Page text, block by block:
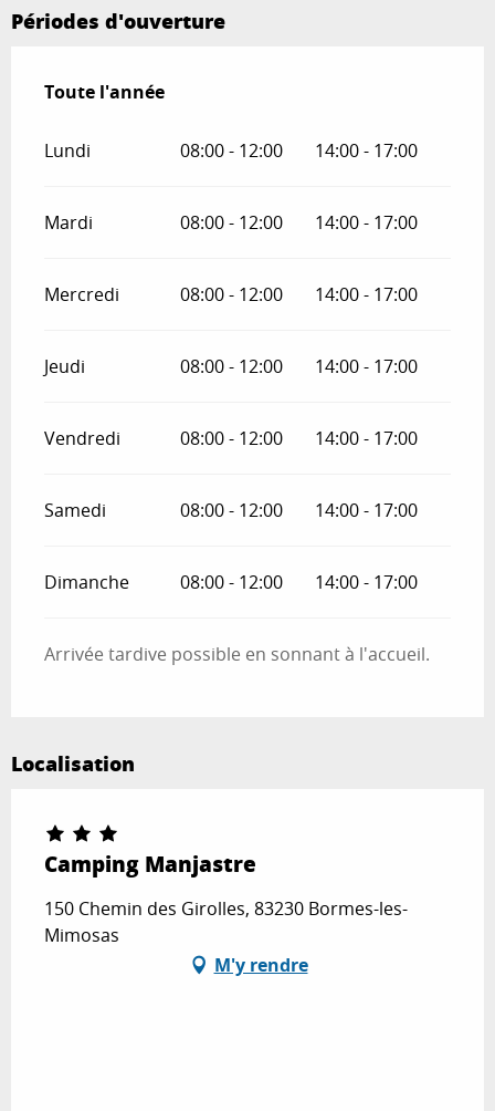
Périodes d'ouverture
Toute l'année
Toute l'année
Lundi 08:00 - 12:00 14:00 - 17:00
Mardi 08:00 - 12:00 14:00 - 17:00
Mercredi 08:00 - 12:00 14:00 - 17:00
Jeudi 08:00 - 12:00 14:00 - 17:00
Vendredi 08:00 - 12:00 14:00 - 17:00
Samedi 08:00 - 12:00 14:00 - 17:00
Dimanche 08:00 - 12:00 14:00 - 17:00
Arrivée tardive possible en sonnant à l'accueil.
Localisation
Camping Manjastre
150 Chemin des Girolles, 83230 Bormes-les-
Mimosas
M'y rendre